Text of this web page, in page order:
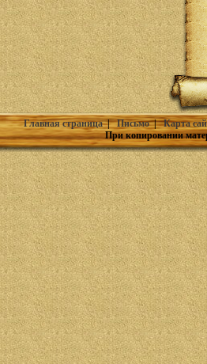
Главная страница|Письмо|Карта
При копировании